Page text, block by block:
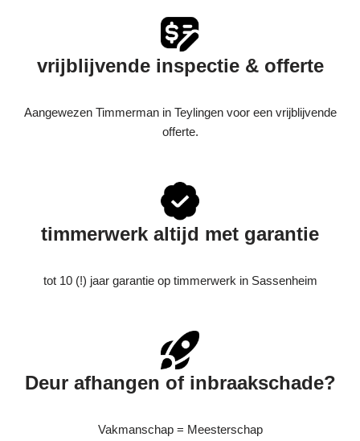
vrijblijvende inspectie & offerte
Aangewezen Timmerman in Teylingen voor een vrijblijvende
offerte.
timmerwerk altijd met garantie
tot 10 (!) jaar garantie op timmerwerk in Sassenheim
Deur afhangen of inbraakschade?
Vakmanschap = Meesterschap